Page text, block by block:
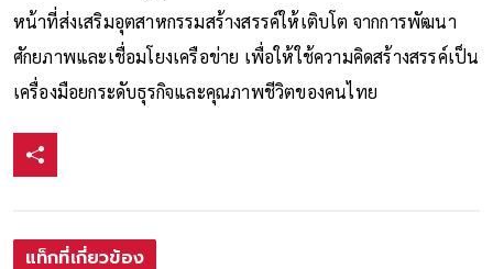
หน้าที่ส่งเสริมอุตสาหกรรมสร้างสรรค์ให้เติบโต จากการพัฒนา
ศักยภาพและเชื่อมโยงเครือข่าย เพื่อให้ใช้ความคิดสร้างสรรค์เป็น
เครื่องมือยกระดับธุรกิจและคุณภาพชีวิตของคนไทย
แท็กที่เกี่ยวข้อง